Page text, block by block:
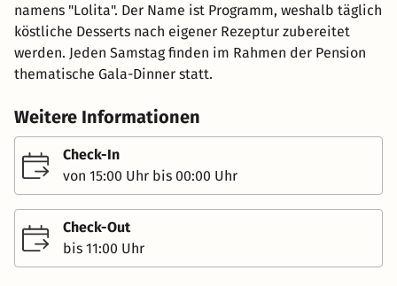
namens "Lolita". Der Name ist Programm, weshalb täglich
köstliche Desserts nach eigener Rezeptur zubereitet
werden. Jeden Samstag finden im Rahmen der Pension
thematische Gala-Dinner statt.
Weitere Informationen
Check-In
von 15:00 Uhr bis 00:00 Uhr
Check-Out
bis 11:00 Uhr